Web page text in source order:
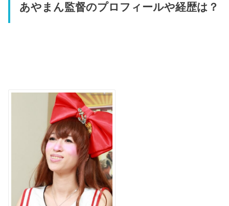
あやまん監督のプロフィールや経歴は？